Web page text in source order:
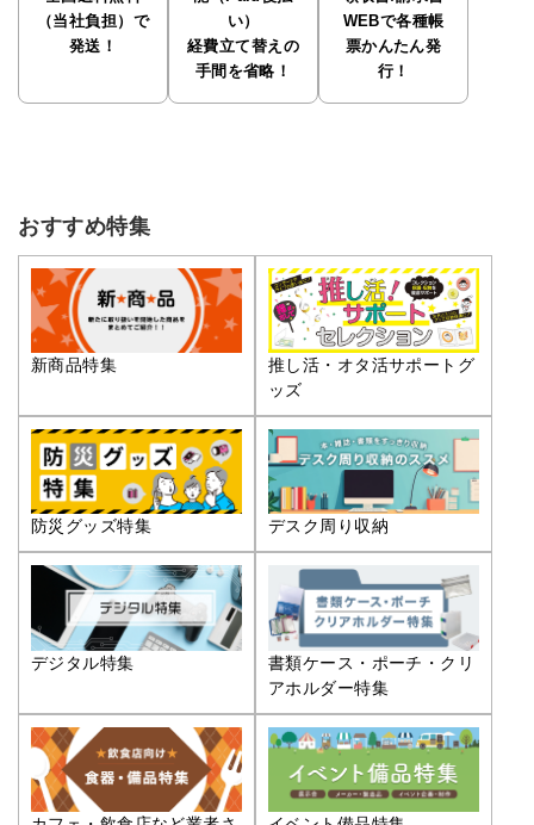
（当社負担）で
発送！
い）
経費立て替えの
手間を省略！
WEBで各種帳
票かんたん発
行！
おすすめ特集
新商品特集
推し活・オタ活サポートグ
ッズ
防災グッズ特集 デスク周り収納
デジタル特集
書類ケース・ポーチ・クリ
アホルダー特集